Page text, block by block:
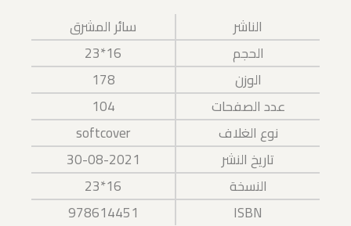
الناشر
سائر المشرق
الحجم
16*23
الوزن
178
عدد الصفحات
104
نوع الغلاف
softcover
تاريخ النشر
30-08-2021
النسخة
16*23
ISBN
978614451